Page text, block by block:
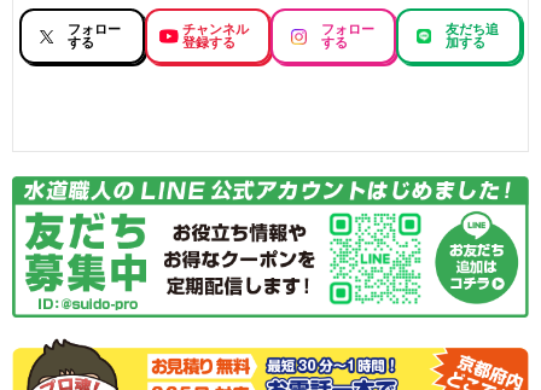
フォロー
する
チャンネル
登録する
フォロー
する
友だち追
加する